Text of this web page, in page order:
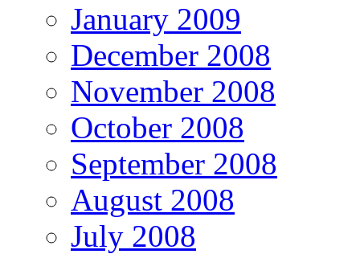
January 2009
December 2008
November 2008
October 2008
September 2008
August 2008
July 2008